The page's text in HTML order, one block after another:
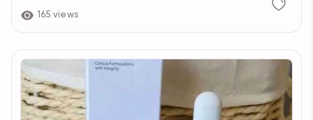
165 views